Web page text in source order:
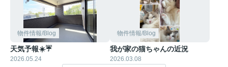
物件情報/Blog
天気予報☀️☔
2026.05.24
物件情報/Blog
我が家の猫ちゃんの近況
2026.03.08